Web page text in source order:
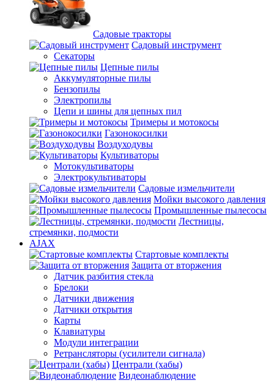
Садовые тракторы
Садовый инструмент
Секаторы
Цепные пилы
Аккумуляторные пилы
Бензопилы
Электропилы
Цепи и шины для цепных пил
Тримеры и мотокосы
Газонокосилки
Воздуходувы
Культиваторы
Мотокультиваторы
Электрокультиваторы
Садовые измельчители
Мойки высокого давления
Промышленные пылесосы
Лестницы,
стремянки, подмости
AJAX
Стартовые комплекты
Защита от вторжения
Датчик разбития стекла
Брелоки
Датчики движения
Датчики открытия
Карты
Клавиатуры
Модули интеграции
Ретрансляторы (усилители сигнала)
Централи (хабы)
Видеонаблюдение